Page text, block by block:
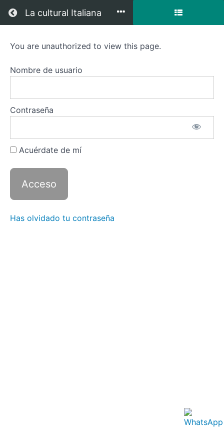
Regresar a todos los cursos
La cultural Italiana
Italiano
1
zoom
(octubre)
Descripción
del curso
Recursos
You are unauthorized to view this page.
Nombre de usuario
Contraseña
Acuérdate de mí
Has olvidado tu contraseña